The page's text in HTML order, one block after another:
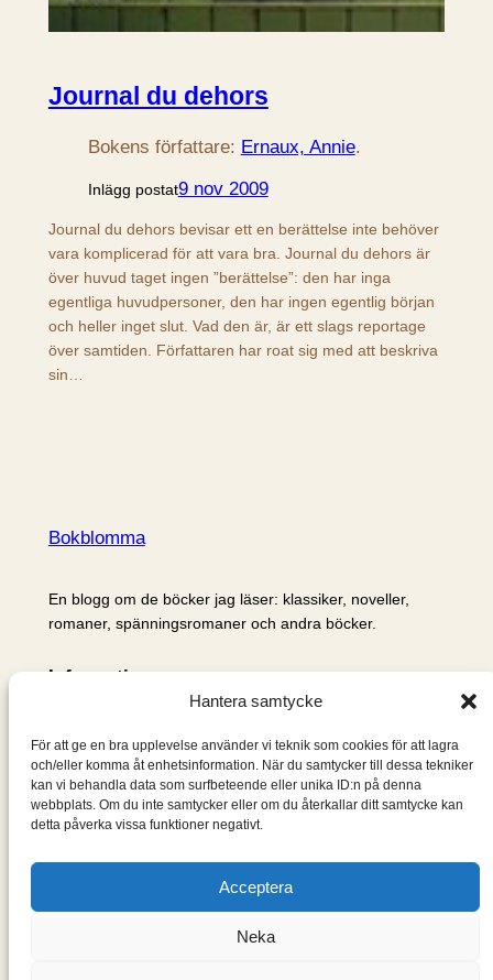
Hantera samtycke
För att ge en bra upplevelse använder vi teknik som cookies för att lagra
och/eller komma åt enhetsinformation. När du samtycker till dessa tekniker
kan vi behandla data som surfbeteende eller unika ID:n på denna
webbplats. Om du inte samtycker eller om du återkallar ditt samtycke kan
detta påverka vissa funktioner negativt.
Acceptera
Neka
Journal du dehors
Bokens författare: Ernaux, Annie.
Inlägg postat9 nov 2009
Journal du dehors bevisar ett en berättelse inte behöver
vara komplicerad för att vara bra. Journal du dehors är
över huvud taget ingen ”berättelse”: den har inga
egentliga huvudpersoner, den har ingen egentlig början
och heller inget slut. Vad den är, är ett slags reportage
över samtiden. Författaren har roat sig med att beskriva
sin…
Bokblomma
En blogg om de böcker jag läser: klassiker, noveller,
romaner, spänningsromaner och andra böcker.
Information
Om mig & om bloggen
S
ö
k